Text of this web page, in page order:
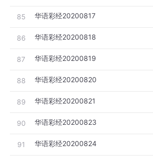
85 华语彩经20200817
86 华语彩经20200818
87 华语彩经20200819
88 华语彩经20200820
89 华语彩经20200821
90 华语彩经20200823
91 华语彩经20200824